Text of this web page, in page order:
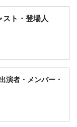
ト・登場人
演者・メンバー・